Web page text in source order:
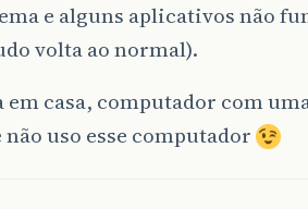
e alguns aplicativos não
volta ao normal).
em casa, computador com
não uso esse computador